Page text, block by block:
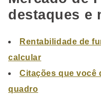
destaques e
Rentabilidade de
calcular
Citações que você
quadro